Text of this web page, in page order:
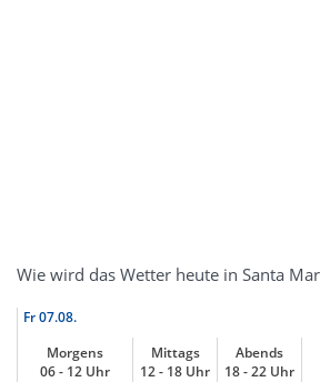
Wie wird das Wetter heute in Santa
Fr07.08.
Morgens
06 - 12 Uhr
Mittags
12 - 18 Uhr
Abends
18 - 22 Uhr